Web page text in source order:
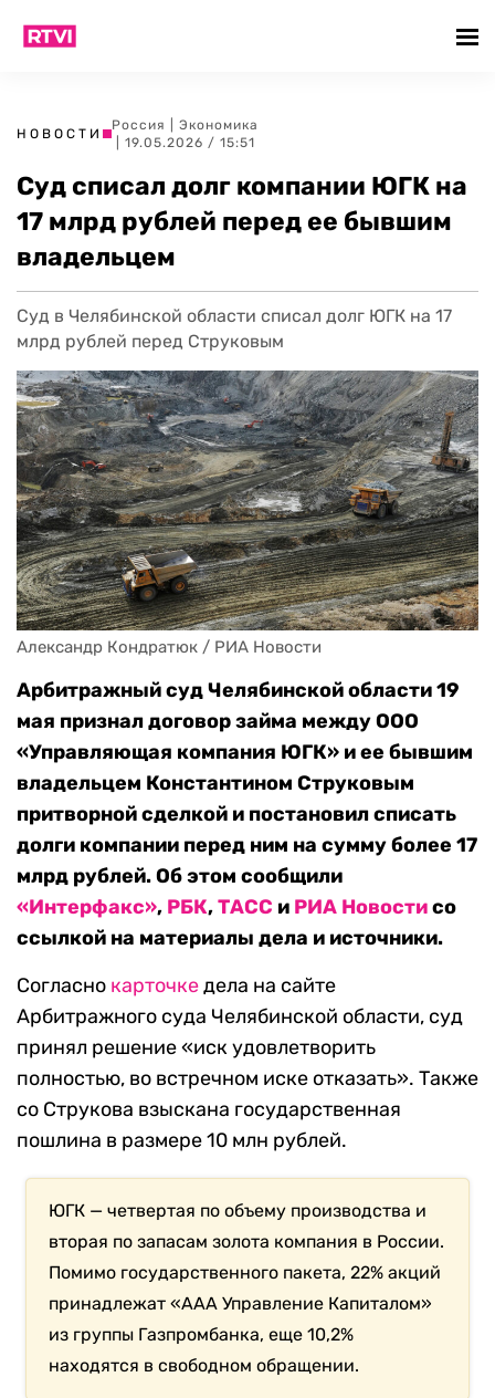
НОВОСТИ
Россия
Экономика
| 19.05.2026 / 15:51
Суд списал долг компании ЮГК на
17 млрд рублей перед ее бывшим
владельцем
Суд в Челябинской области списал долг ЮГК на 17
млрд рублей перед Струковым
Александр Кондратюк / РИА Новости
Арбитражный суд Челябинской области 19
мая признал договор займа между ООО
«Управляющая компания ЮГК» и ее бывшим
владельцем Константином Струковым
притворной сделкой и постановил списать
долги компании перед ним на сумму более 17
млрд рублей. Об этом сообщили
«Интерфакс», РБК,ТАСС и РИА Новостисо
ссылкой на материалы дела и источники.
Согласно карточкедела на сайте
Арбитражного суда Челябинской области, суд
принял решение «иск удовлетворить
полностью, во встречном иске отказать». Также
со Струкова взыскана государственная
пошлина в размере 10 млн рублей.
ЮГК — четвертая по объему производства и
вторая по запасам золота компания в России.
Помимо государственного пакета, 22% акций
принадлежат «ААА Управление Капиталом»
из группы Газпромбанка, еще 10,2%
находятся в свободном обращении.